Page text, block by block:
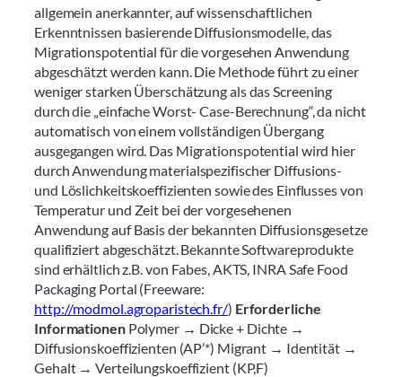
allgemein anerkannter, auf wissenschaftlichen
Erkenntnissen basierende Diffusionsmodelle, das
Migrationspotential für die vorgesehen Anwendung
abgeschätzt werden kann. Die Methode führt zu einer
weniger starken Überschätzung als das Screening
durch die „einfache Worst- Case-Berechnung“, da nicht
automatisch von einem vollständigen Übergang
ausgegangen wird. Das Migrationspotential wird hier
durch Anwendung materialspezifischer Diffusions-
und Löslichkeitskoeffizienten sowie des Einflusses von
Temperatur und Zeit bei der vorgesehenen
Anwendung auf Basis der bekannten Diffusionsgesetze
qualifiziert abgeschätzt. Bekannte Softwareprodukte
sind erhältlich z.B. von Fabes, AKTS, INRA Safe Food
Packaging Portal (Freeware:
http://modmol.agroparistech.fr/) Erforderliche
InformationenPolymer → Dicke + Dichte →
Diffusionskoeffizienten (AP’*) Migrant → Identität →
Gehalt → Verteilungskoeffizient (KP,F)